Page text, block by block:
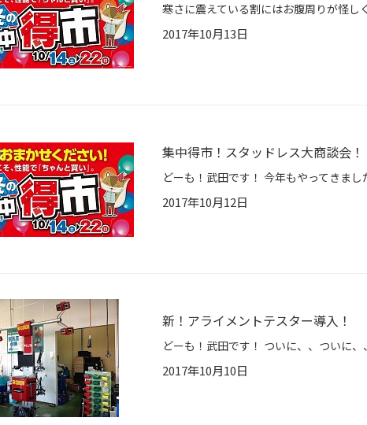
2017年10月13日
集中得市！スタッドレス大商談会！
2017年10月12日
新！アライメントテスター導入！
2017年10月10日